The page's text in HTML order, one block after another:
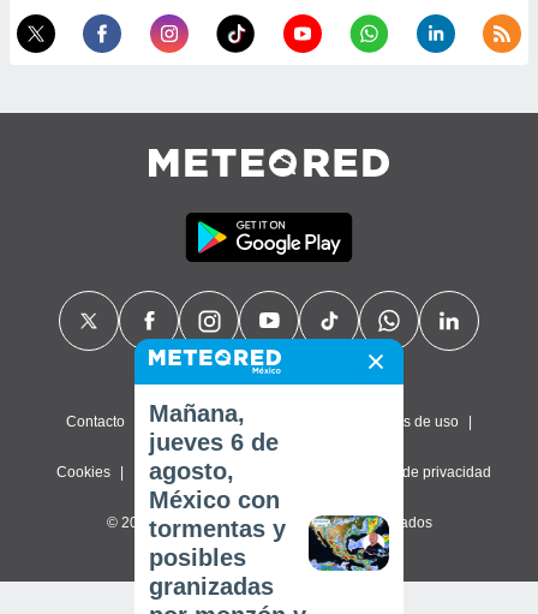
Contacto Sobre nosotros Términos de uso
Cookies Política de privacidad Configuración de privacidad
© 2026 Meteored. Todos los derechos reservados
Mañana,
jueves 6 de
agosto,
México con
tormentas y
posibles
granizadas